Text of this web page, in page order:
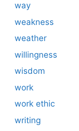
way
weakness
weather
willingness
wisdom
work
work ethic
writing